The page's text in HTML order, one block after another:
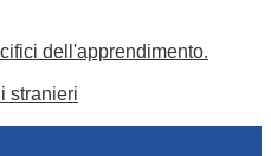
dell'apprendimento.
stranieri